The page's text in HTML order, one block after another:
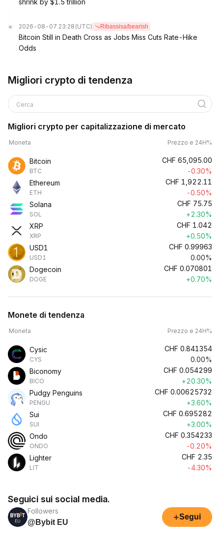
shrink by $1.5 trillion
2026-08-07 23:28 (UTC) Ribassisa/bearish
Bitcoin Still in Death Cross as Jobs Miss Cuts Rate-Hike
Odds
Migliori crypto di tendenza
Cerca
Migliori crypto per capitalizzazione di mercato
Moneta Prezzo e 24H%
Bitcoin
BTC
CHF 65,095.00
-0.30%
Ethereum
ETH
CHF 1,922.11
-0.50%
Solana
SOL
CHF 75.75
+2.30%
XRP
XRP
CHF 1.042
+0.50%
USD1
USD1
CHF 0.99963
0.00%
Dogecoin
DOGE
CHF 0.070801
+0.70%
Monete di tendenza
Moneta Prezzo e 24H%
Cysic
CYS
CHF 0.841354
0.00%
Biconomy
BICO
CHF 0.054299
+20.30%
Pudgy Penguins
PENGU
CHF 0.00625732
+3.60%
Sui
SUI
CHF 0.695282
+3.00%
Ondo
ONDO
CHF 0.354233
-0.20%
Lighter
LIT
CHF 2.35
-4.30%
Seguici sui social media.
Followers
@Bybit EU
+Segui